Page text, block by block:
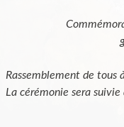
Commémoration
Rassemblement de tous
La cérémonie sera suivie